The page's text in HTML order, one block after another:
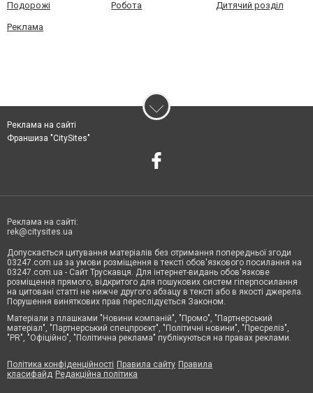
Подорожі Робота Дитячий розділ
Реклама
Реклама на сайті
Франшиза "CitySites"
Реклама на сайті:
rek@citysites.ua
Допускається цитування матеріалів без отримання попередньої згоди
03247.com.ua за умови розміщення в тексті обов'язкового посилання на
03247.com.ua - Сайт Трускавця. Для інтернет-видань обов'язкове
розміщення прямого, відкритого для пошукових систем гіперпосилання
на цитовані статті не нижче другого абзацу в тексті або в якості джерела.
Порушення виняткових прав переслідується Законом.
Матеріали з плашками "Новини компаній", "Промо", "Партнерський
матеріал", "Партнерський спецпроєкт", "Політичні новини", "Пресреліз",
"PR", "Офіційно", "Політична реклама" публікуються на правах реклами.
Політика конфіденційності Правила сайту Правила
класифайд Редакційна політика